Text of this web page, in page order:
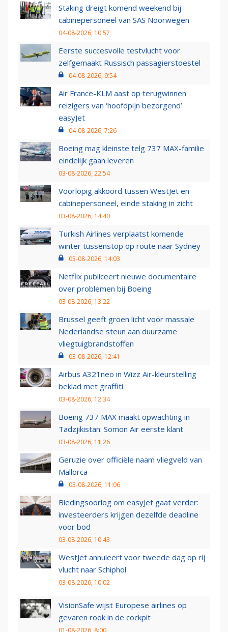
Staking dreigt komend weekend bij
cabinepersoneel van SAS Noorwegen
04-08-2026, 10:57
Eerste succesvolle testvlucht voor
zelfgemaakt Russisch passagierstoestel
04-08-2026, 9:54
Air France-KLM aast op terugwinnen
reizigers van ‘hoofdpijn bezorgend’
easyJet
04-08-2026, 7:26
Boeing mag kleinste telg 737 MAX-familie
eindelijk gaan leveren
03-08-2026, 22:54
Voorlopig akkoord tussen WestJet en
cabinepersoneel, einde staking in zicht
03-08-2026, 14:40
Turkish Airlines verplaatst komende
winter tussenstop op route naar Sydney
03-08-2026, 14:03
Netflix publiceert nieuwe documentaire
over problemen bij Boeing
03-08-2026, 13:22
Brussel geeft groen licht voor massale
Nederlandse steun aan duurzame
vliegtuigbrandstoffen
03-08-2026, 12:41
Airbus A321neo in Wizz Air-kleurstelling
beklad met graffiti
03-08-2026, 12:34
Boeing 737 MAX maakt opwachting in
Tadzjikistan: Somon Air eerste klant
03-08-2026, 11:26
Geruzie over officiële naam vliegveld van
Mallorca
03-08-2026, 11:06
Biedingsoorlog om easyJet gaat verder:
investeerders krijgen dezelfde deadline
voor bod
03-08-2026, 10:43
WestJet annuleert voor tweede dag op rij
vlucht naar Schiphol
03-08-2026, 10:02
VisionSafe wijst Europese airlines op
gevaren rook in de cockpit
01-08-2026, 8:00